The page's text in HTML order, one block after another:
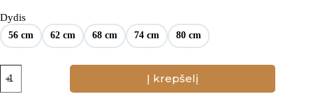
Dydis
56 cm 62 cm 68 cm 74 cm 80 cm
kiekis:
Smėlinukas
Į krepšelį